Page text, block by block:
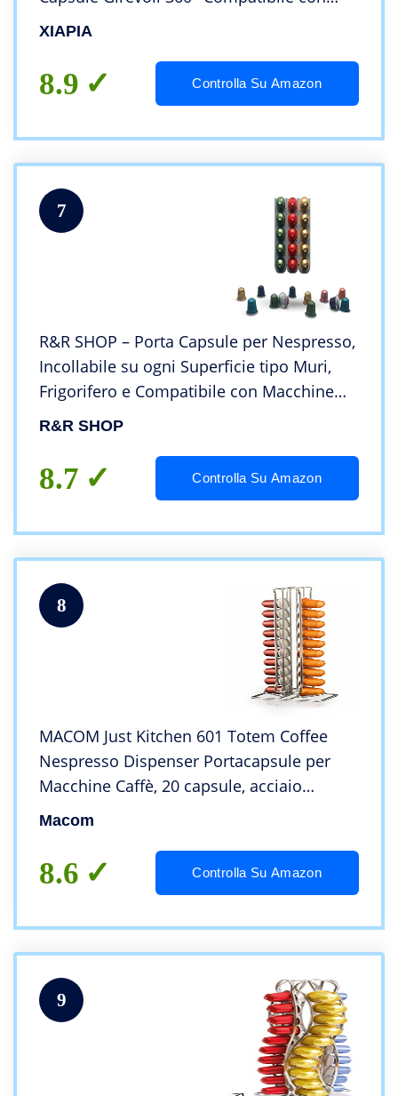
Capsule Caffè Nespresso
XIAPIA
8.9 Controlla Su Amazon
7
R&R SHOP – Porta Capsule per Nespresso,
Incollabile su ogni Superficie tipo Muri,
Frigorifero e Compatibile con Macchine
Caffè Nespresso con Adesivi 3M, 5
R&R SHOP
8.7 Controlla Su Amazon
8
MACOM Just Kitchen 601 Totem Coffee
Nespresso Dispenser Portacapsule per
Macchine Caffè, 20 capsule, acciaio
cromato
Macom
8.6 Controlla Su Amazon
9